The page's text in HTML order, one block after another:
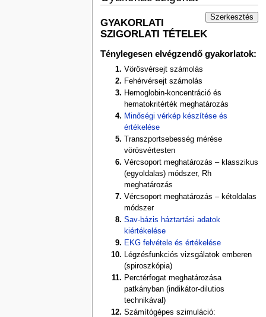
Szerkesztés
GYAKORLATI
SZIGORLATI TÉTELEK
Ténylegesen elvégzendő gyakorlatok:
Vörösvérsejt számolás
Fehérvérsejt számolás
Hemoglobin-koncentráció és
hematokritérték meghatározás
Minőségi vérkép készítése és
értékelése
Transzportsebesség mérése
vörösvértesten
Vércsoport meghatározás – klasszikus
(egyoldalas) módszer, Rh
meghatározás
Vércsoport meghatározás – kétoldalas
módszer
Sav-bázis háztartási adatok
kiértékelése
EKG felvétele és értékelése
Légzésfunkciós vizsgálatok emberen
(spiroszkópia)
Perctérfogat meghatározása
patkányban (indikátor-dilutios
technikával)
Számítógépes szimuláció: